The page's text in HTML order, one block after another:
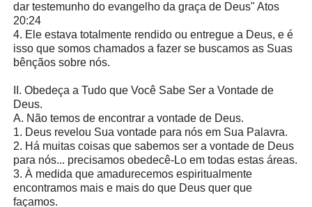
dar testemunho do evangelho da graça de Deus" Atos
20:24
4. Ele estava totalmente rendido ou entregue a Deus, e é
isso que somos chamados a fazer se buscamos as Suas
bênçãos sobre nós.
II. Obedeça a Tudo que Você Sabe Ser a Vontade de
Deus.
A. Não temos de encontrar a vontade de Deus.
1. Deus revelou Sua vontade para nós em Sua Palavra.
2. Há muitas coisas que sabemos ser a vontade de Deus
para nós... precisamos obedecê-Lo em todas estas áreas.
3. À medida que amadurecemos espiritualmente
encontramos mais e mais do que Deus quer que
façamos.